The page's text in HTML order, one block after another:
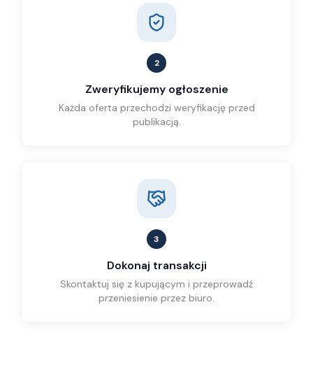
2
Zweryfikujemy ogłoszenie
Każda oferta przechodzi weryfikację przed
publikacją.
3
Dokonaj transakcji
Skontaktuj się z kupującym i przeprowadź
przeniesienie przez biuro.